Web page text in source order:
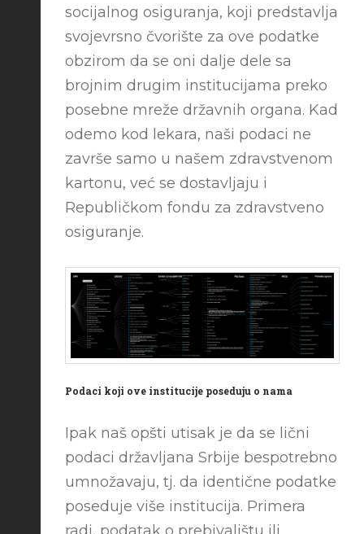
socijalnog osiguranja, koji predstavlja
svojevrsno čvorište za ove podatke
obzirom da se oni dalje dele sa
brojnim drugim institucijama preko
posebne mreže državnih organa. Kad
odemo kod lekara, naši podaci ne
završe samo u našem zdravstvenom
kartonu, već se dostavljaju i
Republičkom fondu za zdravstveno
osiguranje.
Podaci koji ove institucije poseduju o nama
Ipak naš opšti utisak je da se lični
podaci državljana Srbije bespotrebno
umnožavaju, tj. da identične podatke
poseduje više institucija. Primera